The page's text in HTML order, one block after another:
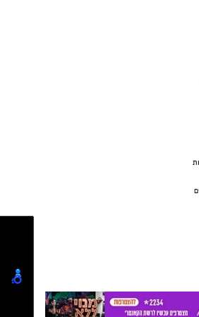
לנער לענות ולומר שהוא
שהאם בדרכה למקום – הם
שאם ידברו הם יגיעו עד לביתם,
מהמקום.
בשבר מוחלט. "אני גמורה,